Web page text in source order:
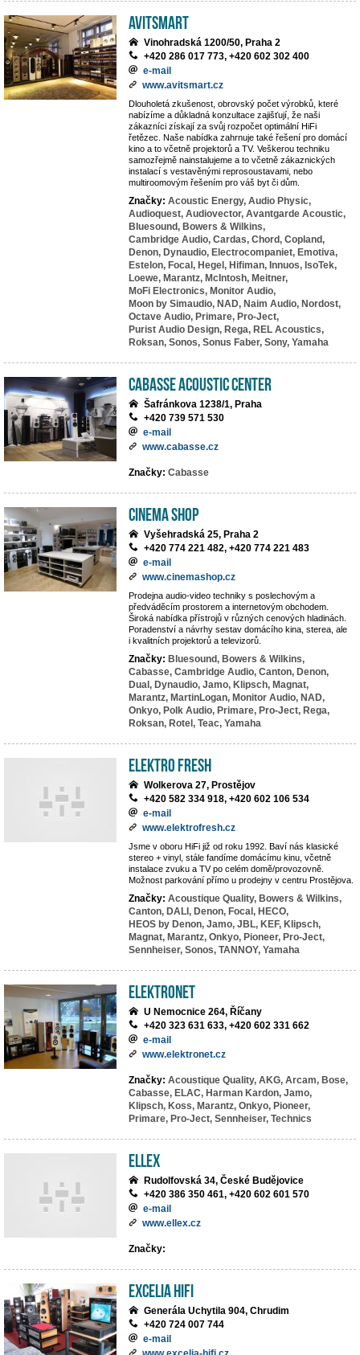
Avitsmart
Vinohradská 1200/50, Praha 2
+420 286 017 773, +420 602 302 400
e-mail
www.avitsmart.cz
Dlouholetá zkušenost, obrovský počet výrobků, které
nabízíme a důkladná konzultace zajišťují, že naši
zákazníci získají za svůj rozpočet optimální HiFi
řetězec. Naše nabídka zahrnuje také řešení pro domácí
kino a to včetně projektorů a TV. Veškerou techniku
samozřejmě nainstalujeme a to včetně zákaznických
instalací s vestavěnými reprosoustavami, nebo
multiroomovým řešením pro váš byt či dům.
Značky: Acoustic Energy, Audio Physic,
Audioquest, Audiovector, Avantgarde Acoustic,
Bluesound, Bowers & Wilkins,
Cambridge Audio, Cardas, Chord, Copland,
Denon, Dynaudio, Electrocompaniet, Emotiva,
Estelon, Focal, Hegel, Hifiman, Innuos, IsoTek,
Loewe, Marantz, McIntosh, Meitner,
MoFi Electronics, Monitor Audio,
Moon by Simaudio, NAD, Naim Audio, Nordost,
Octave Audio, Primare, Pro-Ject,
Purist Audio Design, Rega, REL Acoustics,
Roksan, Sonos, Sonus Faber, Sony, Yamaha
Cabasse Acoustic Center
Šafránkova 1238/1, Praha
+420 739 571 530
e-mail
www.cabasse.cz
Značky: Cabasse
Cinema Shop
Vyšehradská 25, Praha 2
+420 774 221 482, +420 774 221 483
e-mail
www.cinemashop.cz
Prodejna audio-video techniky s poslechovým a
předváděcím prostorem a internetovým obchodem.
Široká nabídka přístrojů v různých cenových hladinách.
Poradenství a návrhy sestav domácího kina, sterea, ale
i kvalitních projektorů a televizorů.
Značky: Bluesound, Bowers & Wilkins,
Cabasse, Cambridge Audio, Canton, Denon,
Dual, Dynaudio, Jamo, Klipsch, Magnat,
Marantz, MartinLogan, Monitor Audio, NAD,
Onkyo, Polk Audio, Primare, Pro-Ject, Rega,
Roksan, Rotel, Teac, Yamaha
Elektro Fresh
Wolkerova 27, Prostějov
+420 582 334 918, +420 602 106 534
e-mail
www.elektrofresh.cz
Jsme v oboru HiFi již od roku 1992. Baví nás klasické
stereo + vinyl, stále fandíme domácímu kinu, včetně
instalace zvuku a TV po celém domě/provozovně.
Možnost parkování přímo u prodejny v centru Prostějova.
Značky: Acoustique Quality, Bowers & Wilkins,
Canton, DALI, Denon, Focal, HECO,
HEOS by Denon, Jamo, JBL, KEF, Klipsch,
Magnat, Marantz, Onkyo, Pioneer, Pro-Ject,
Sennheiser, Sonos, TANNOY, Yamaha
ElektroNet
U Nemocnice 264, Říčany
+420 323 631 633, +420 602 331 662
e-mail
www.elektronet.cz
Značky: Acoustique Quality, AKG, Arcam, Bose,
Cabasse, ELAC, Harman Kardon, Jamo,
Klipsch, Koss, Marantz, Onkyo, Pioneer,
Primare, Pro-Ject, Sennheiser, Technics
ELLEX
Rudolfovská 34, České Budějovice
+420 386 350 461, +420 602 601 570
e-mail
www.ellex.cz
Značky:
EXCELIA HIFI
Generála Uchytila 904, Chrudim
+420 724 007 744
e-mail